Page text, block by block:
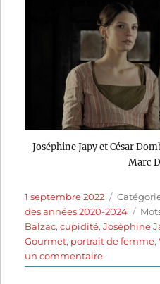
Joséphine Japy et César
Marc
Publié
le
1 septembre 2022
des années 2020-2024
Balzac,cupidité,Joséphine
Gourmet, portrait de femme,
un commentairesur
Eugénie